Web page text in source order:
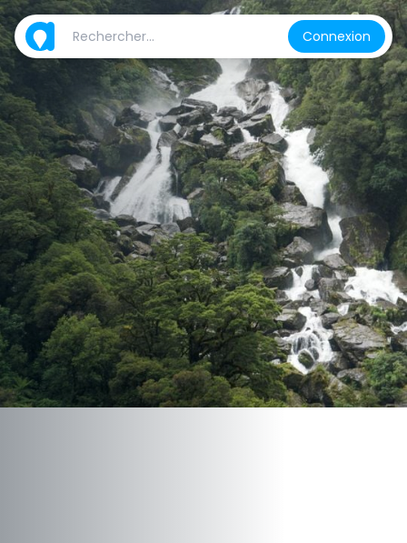
Connexion